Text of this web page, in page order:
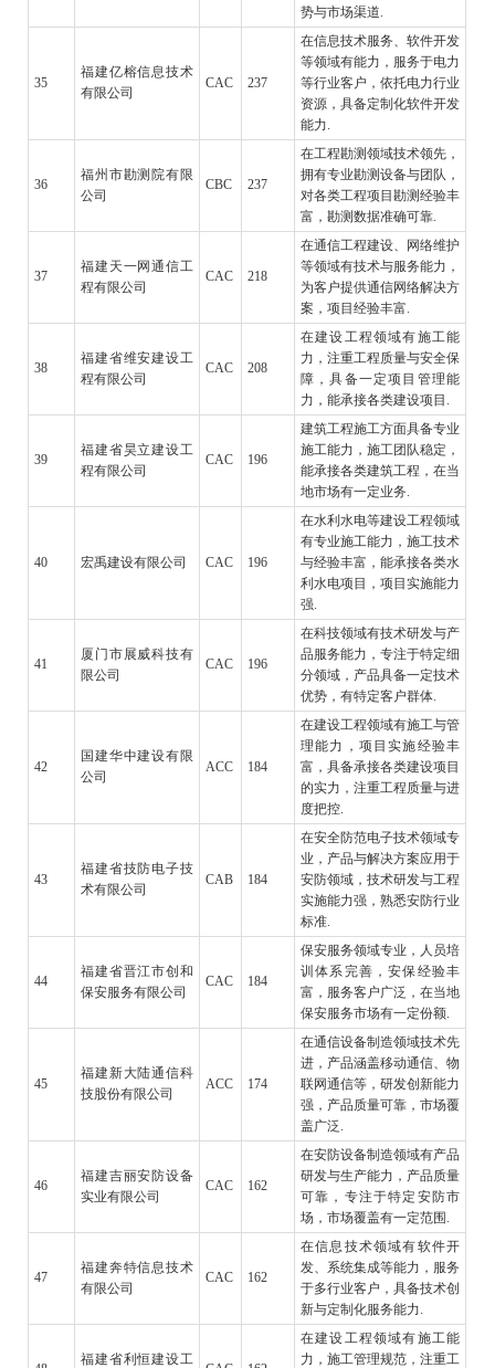
势与市场渠道.
35
福建亿榕信息技术
有限公司
CAC 237
在信息技术服务、软件开发
等领域有能力，服务于电力
等行业客户，依托电力行业
资源，具备定制化软件开发
能力.
36
福州市勘测院有限
公司
CBC 237
在工程勘测领域技术领先，
拥有专业勘测设备与团队，
对各类工程项目勘测经验丰
富，勘测数据准确可靠.
37
福建天一网通信工
程有限公司
CAC 218
在通信工程建设、网络维护
等领域有技术与服务能力，
为客户提供通信网络解决方
案，项目经验丰富.
38
福建省维安建设工
程有限公司
CAC 208
在建设工程领域有施工能
力，注重工程质量与安全保
障，具备一定项目管理能
力，能承接各类建设项目.
39
福建省昊立建设工
程有限公司
CAC 196
建筑工程施工方面具备专业
施工能力，施工团队稳定，
能承接各类建筑工程，在当
地市场有一定业务.
40 宏禹建设有限公司 CAC 196
在水利水电等建设工程领域
有专业施工能力，施工技术
与经验丰富，能承接各类水
利水电项目，项目实施能力
强.
41
厦门市展威科技有
限公司
CAC 196
在科技领域有技术研发与产
品服务能力，专注于特定细
分领域，产品具备一定技术
优势，有特定客户群体.
42
国建华中建设有限
公司
ACC 184
在建设工程领域有施工与管
理能力，项目实施经验丰
富，具备承接各类建设项目
的实力，注重工程质量与进
度把控.
43
福建省技防电子技
术有限公司
CAB 184
在安全防范电子技术领域专
业，产品与解决方案应用于
安防领域，技术研发与工程
实施能力强，熟悉安防行业
标准.
44
福建省晋江市创和
保安服务有限公司
CAC 184
保安服务领域专业，人员培
训体系完善，安保经验丰
富，服务客户广泛，在当地
保安服务市场有一定份额.
45
福建新大陆通信科
技股份有限公司
ACC 174
在通信设备制造领域技术先
进，产品涵盖移动通信、物
联网通信等，研发创新能力
强，产品质量可靠，市场覆
盖广泛.
46
福建吉丽安防设备
实业有限公司
CAC 162
在安防设备制造领域有产品
研发与生产能力，产品质量
可靠，专注于特定安防市
场，市场覆盖有一定范围.
47
福建奔特信息技术
有限公司
CAC 162
在信息技术领域有软件开
发、系统集成等能力，服务
于多行业客户，具备技术创
新与定制化服务能力.
福建省利恒建设工
在建设工程领域有施工能
力，施工管理规范，注重工